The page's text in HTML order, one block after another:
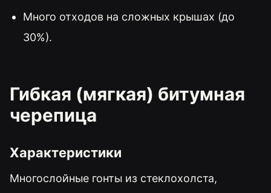
Много отходов на сложных крышах (до
30%).
Гибкая (мягкая) битумная
черепица
Характеристики
Многослойные гонты из стеклохолста,